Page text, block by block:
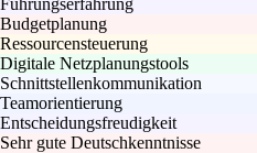
Budgetplanung
Ressourcensteuerung
Digitale Netzplanungstools
Schnittstellenkommunikation
Teamorientierung
Entscheidungsfreudigkeit
Sehr gute Deutschkenntnisse